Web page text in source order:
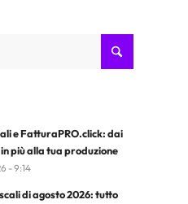
e FatturaPRO.click: dai
più alla tua produzione
- 9:14
di agosto 2026: tutto